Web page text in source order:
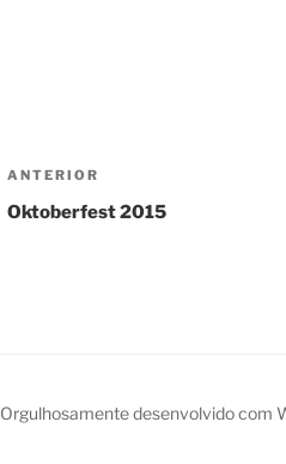
Navegação
de
Post
anterior
ANTERIOR
Oktoberfest 2015
Orgulhosamente desenvolvido com